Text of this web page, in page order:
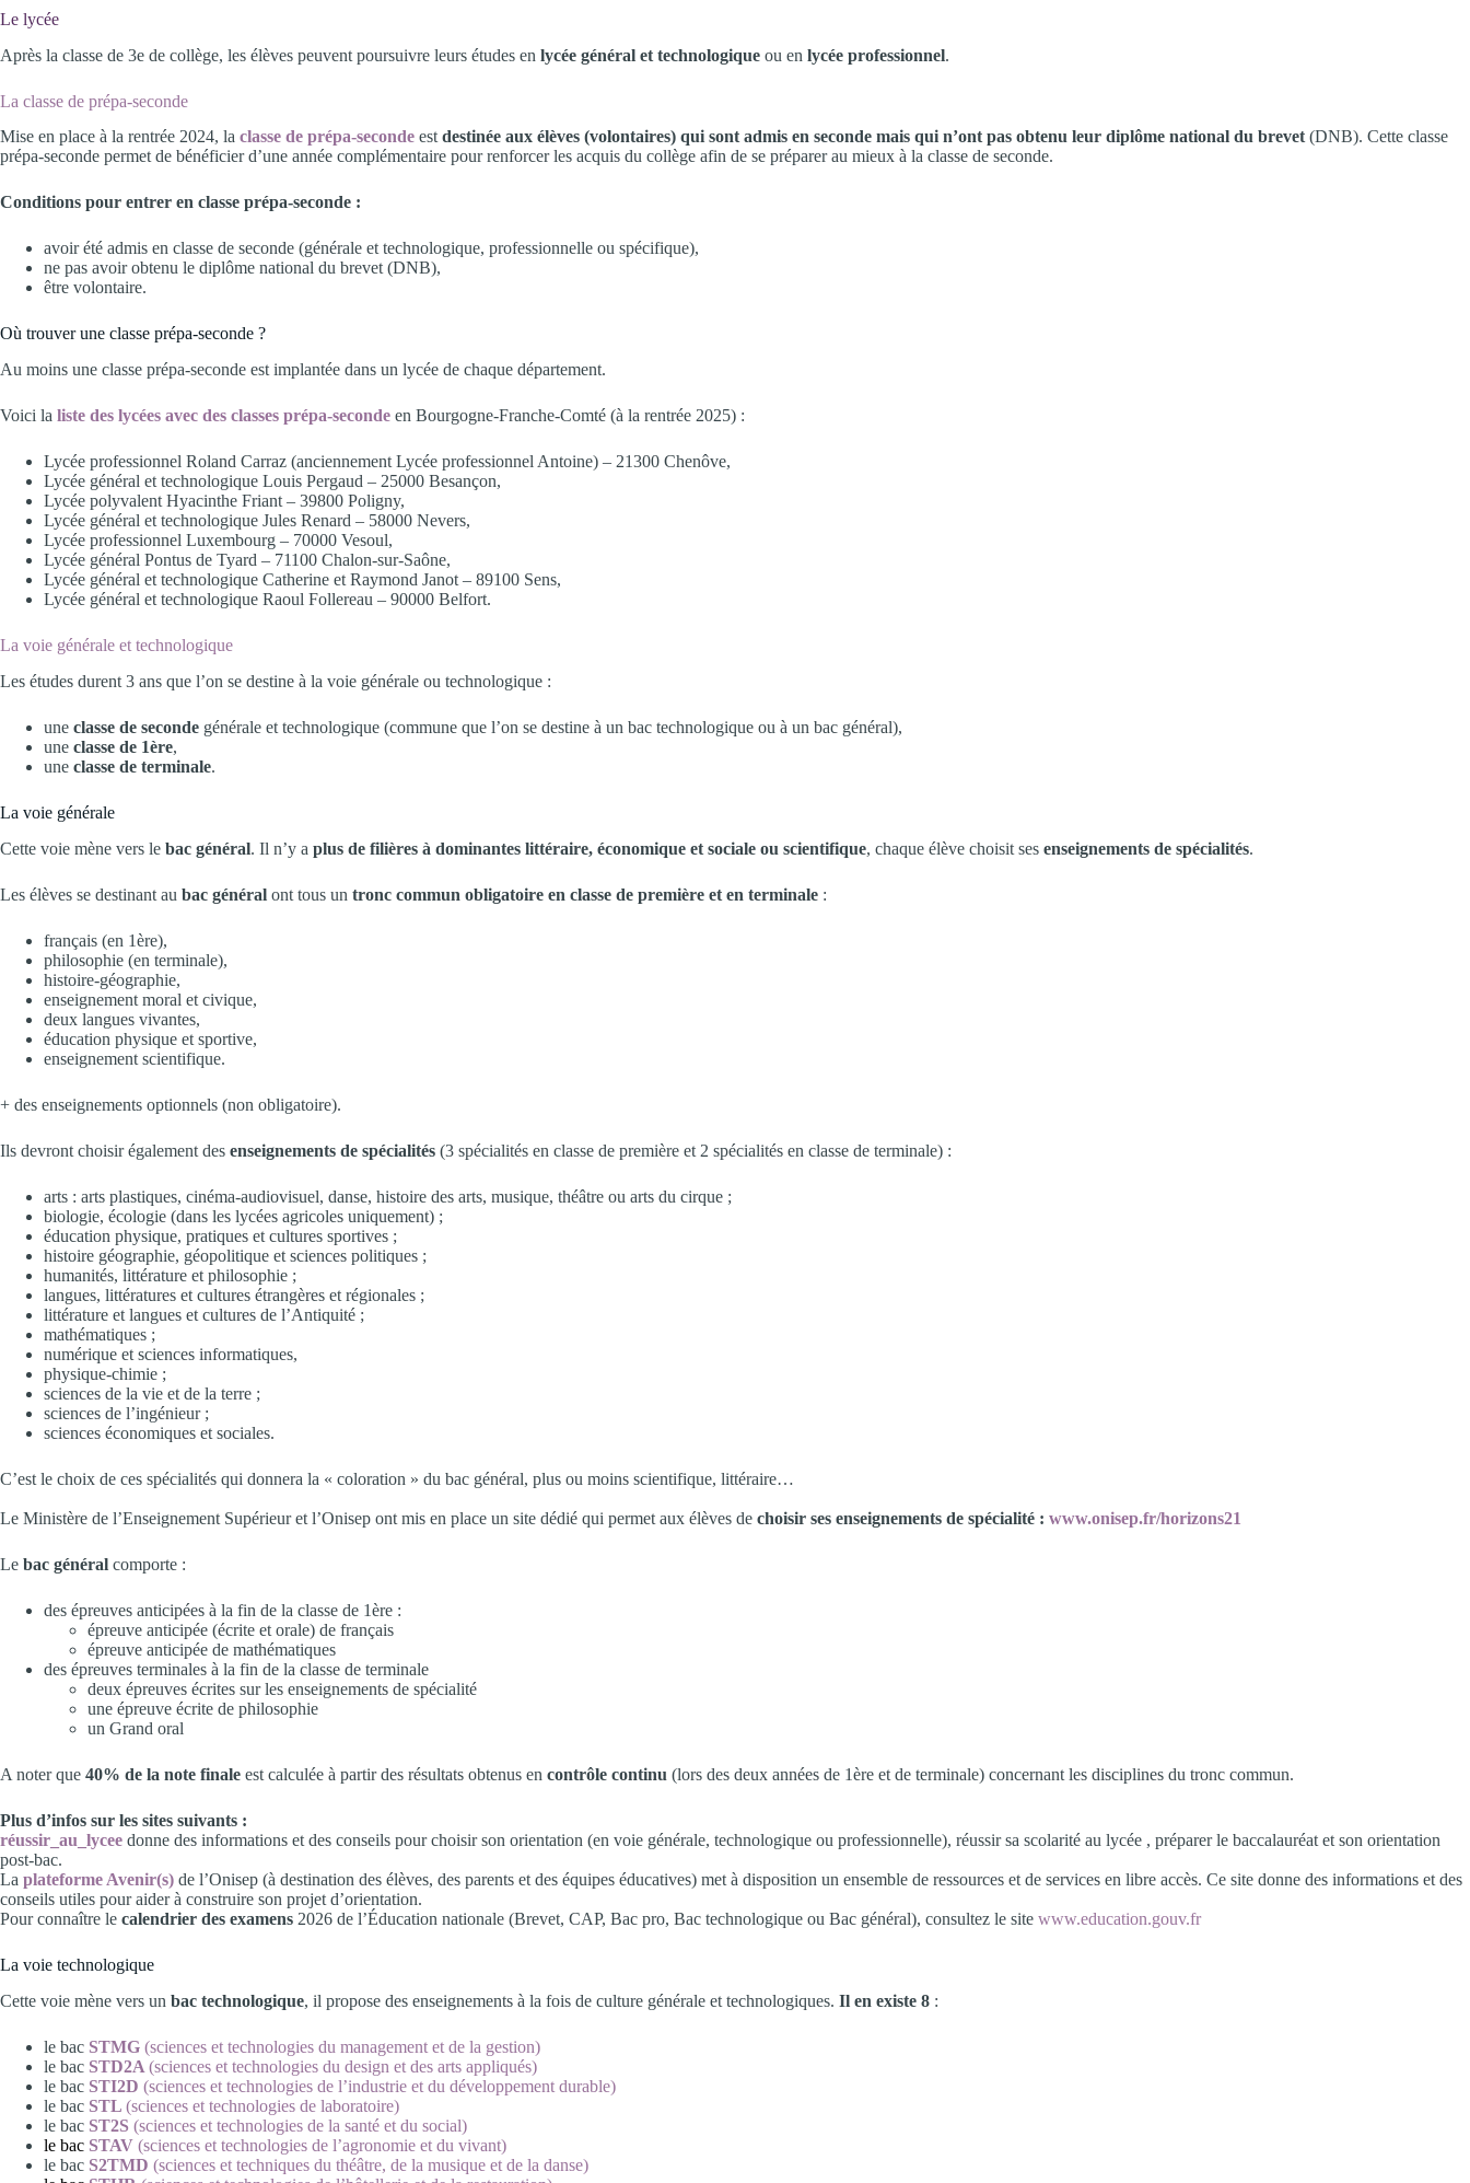
Le lycée
Après la classe de 3e de collège, les élèves peuvent poursuivre leurs études en lycée général et technologique ou en lycée professionnel.
La classe de prépa-seconde
Mise en place à la rentrée 2024, la classe de prépa-seconde est destinée aux élèves (volontaires) qui sont admis en seconde mais qui n’ont pas obtenu leur diplôme national du brevet (DNB). Cette classe
prépa-seconde permet de bénéficier d’une année complémentaire pour renforcer les acquis du collège afin de se préparer au mieux à la classe de seconde.
Conditions pour entrer en classe prépa-seconde :
avoir été admis en classe de seconde (générale et technologique, professionnelle ou spécifique),
ne pas avoir obtenu le diplôme national du brevet (DNB),
être volontaire.
Où trouver une classe prépa-seconde ?
Au moins une classe prépa-seconde est implantée dans un lycée de chaque département.
Voici la liste des lycées avec des classes prépa-seconde en Bourgogne-Franche-Comté (à la rentrée 2025) :
Lycée professionnel Roland Carraz (anciennement Lycée professionnel Antoine) – 21300 Chenôve,
Lycée général et technologique Louis Pergaud – 25000 Besançon,
Lycée polyvalent Hyacinthe Friant – 39800 Poligny,
Lycée général et technologique Jules Renard – 58000 Nevers,
Lycée professionnel Luxembourg – 70000 Vesoul,
Lycée général Pontus de Tyard – 71100 Chalon-sur-Saône,
Lycée général et technologique Catherine et Raymond Janot – 89100 Sens,
Lycée général et technologique Raoul Follereau – 90000 Belfort.
La voie générale et technologique
Les études durent 3 ans que l’on se destine à la voie générale ou technologique :
une classe de seconde générale et technologique (commune que l’on se destine à un bac technologique ou à un bac général),
une classe de 1ère,
une classe de terminale.
La voie générale
Cette voie mène vers le bac général. Il n’y a plus de filières à dominantes littéraire, économique et sociale ou scientifique, chaque élève choisit ses enseignements de spécialités.
Les élèves se destinant au bac général ont tous un tronc commun obligatoire en classe de première et en terminale :
français (en 1ère),
philosophie (en terminale),
histoire-géographie,
enseignement moral et civique,
deux langues vivantes,
éducation physique et sportive,
enseignement scientifique.
+ des enseignements optionnels (non obligatoire).
Ils devront choisir également des enseignements de spécialités (3 spécialités en classe de première et 2 spécialités en classe de terminale) :
arts : arts plastiques, cinéma-audiovisuel, danse, histoire des arts, musique, théâtre ou arts du cirque ;
biologie, écologie (dans les lycées agricoles uniquement) ;
éducation physique, pratiques et cultures sportives ;
histoire géographie, géopolitique et sciences politiques ;
humanités, littérature et philosophie ;
langues, littératures et cultures étrangères et régionales ;
littérature et langues et cultures de l’Antiquité ;
mathématiques ;
numérique et sciences informatiques,
physique-chimie ;
sciences de la vie et de la terre ;
sciences de l’ingénieur ;
sciences économiques et sociales.
C’est le choix de ces spécialités qui donnera la « coloration » du bac général, plus ou moins scientifique, littéraire…
Le Ministère de l’Enseignement Supérieur et l’Onisep ont mis en place un site dédié qui permet aux élèves de choisir ses enseignements de spécialité : www.onisep.fr/horizons21
Le bac général comporte :
des épreuves anticipées à la fin de la classe de 1ère :
épreuve anticipée (écrite et orale) de français
épreuve anticipée de mathématiques
des épreuves terminales à la fin de la classe de terminale
deux épreuves écrites sur les enseignements de spécialité
une épreuve écrite de philosophie
un Grand oral
A noter que 40% de la note finale est calculée à partir des résultats obtenus en contrôle continu (lors des deux années de 1ère et de terminale) concernant les disciplines du tronc commun.
Plus d’infos sur les sites suivants :
réussir_au_lycee donne des informations et des conseils pour choisir son orientation (en voie générale, technologique ou professionnelle), réussir sa scolarité au lycée , préparer le baccalauréat et son orientation
post-bac.
La plateforme Avenir(s) de l’Onisep (à destination des élèves, des parents et des équipes éducatives) met à disposition un ensemble de ressources et de services en libre accès. Ce site donne des informations et des
conseils utiles pour aider à construire son projet d’orientation.
Pour connaître le calendrier des examens 2026 de l’Éducation nationale (Brevet, CAP, Bac pro, Bac technologique ou Bac général), consultez le site www.education.gouv.fr
La voie technologique
Cette voie mène vers un bac technologique, il propose des enseignements à la fois de culture générale et technologiques. Il en existe 8 :
le bac STMG (sciences et technologies du management et de la gestion)
le bac STD2A (sciences et technologies du design et des arts appliqués)
le bac STI2D (sciences et technologies de l’industrie et du développement durable)
le bac STL (sciences et technologies de laboratoire)
le bac ST2S (sciences et technologies de la santé et du social)
le bac STAV (sciences et technologies de l’agronomie et du vivant)
le bac S2TMD (sciences et techniques du théâtre, de la musique et de la danse)